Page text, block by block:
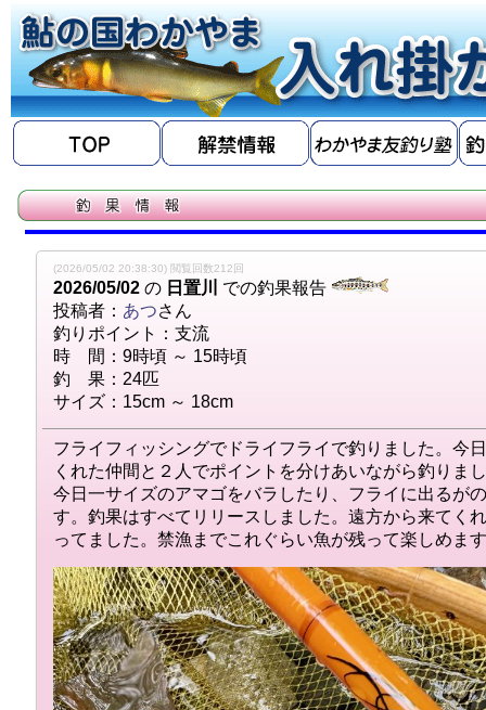
(2026/05/02 20:38:30) 閲覧回数212回
2026/05/02 の 日置川
での釣果報告
投稿者： あつさん
釣りポイント：支流
時 間：9時頃 ～ 15時頃
釣 果：24匹
サイズ：15cm ～ 18cm
フライフィッシングでドライフライで釣りました。今
くれた仲間と２人でポイントを分けあいながら釣りま
今日一サイズのアマゴをバラしたり、フライに出るが
す。釣果はすべてリリースしました。遠方から来てく
ってました。禁漁までこれぐらい魚が残って楽しめま